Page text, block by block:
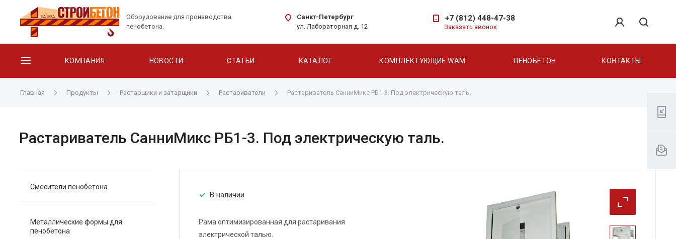
Оборудование для производства
пенобетона.
Санкт-Петербург
ул. Лабораторная д. 12
+7 (812) 448-47-38
Заказать звонок
КОМПАНИЯ НОВОСТИ СТАТЬИ КАТАЛОГ КОМПЛЕКТУЮЩИЕ WAM ПЕНОБЕТОН КОНТАКТЫ
Главная Продукты Растарщики и затарщики Растариватели Растариватель СанниМикс РБ1-3. Под электрическую таль.
Растариватель СанниМикс РБ1-3. Под электрическую таль.
В наличии
Рама оптимизированная для растаривания
электрической талью.
Смесители пенобетона
Металлические формы для
пенобетона